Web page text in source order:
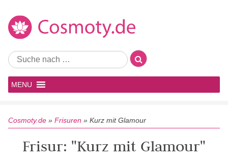
MENU
Cosmoty.de » Frisuren » Kurz mit Glamour
Frisur: "Kurz mit Glamour"